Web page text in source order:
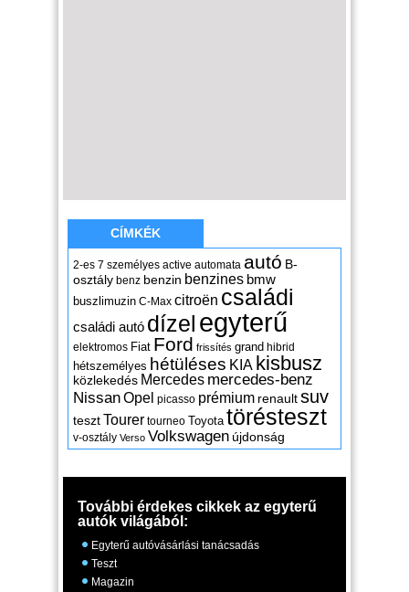
CÍMKÉK
2-es 7 személyes active automata autó B-
osztály benz benzin benzines bmw
buszlimuzin C-Max citroën családi
családi autó dízel egyterű
elektromos Fiat Ford frissítés grand hibrid
hétszemélyes hétüléses KIA kisbusz
közlekedés Mercedes mercedes-benz
NissanOpel picasso prémium renaultsuv
tesztTourer tourneo Toyota törésteszt
v-osztály Verso Volkswagen újdonság
További érdekes cikkek az egyterű
autók világából:
Egyterű autóvásárlási tanácsadás
Teszt
Magazin